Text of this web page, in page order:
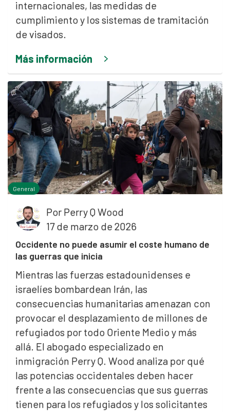
internacionales, las medidas de
cumplimiento y los sistemas de tramitación
de visados.
Más información
General
Por Perry Q Wood
17 de marzo de 2026
Occidente no puede asumir el coste humano de
las guerras que inicia
Mientras las fuerzas estadounidenses e
israelíes bombardean Irán, las
consecuencias humanitarias amenazan con
provocar el desplazamiento de millones de
refugiados por todo Oriente Medio y más
allá. El abogado especializado en
inmigración Perry Q. Wood analiza por qué
las potencias occidentales deben hacer
frente a las consecuencias que sus guerras
tienen para los refugiados y los solicitantes